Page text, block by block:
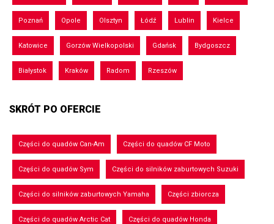
Poznań Opole Olsztyn Łódź Lublin Kielce
Katowice Gorzów Wielkopolski Gdańsk Bydgoszcz
Białystok Kraków Radom Rzeszów
SKRÓT PO OFERCIE
Części do quadów Can-Am Części do quadów CF Moto
Części do quadów Sym Części do silników zaburtowych Suzuki
Części do silników zaburtowych Yamaha Części zbiorcza
Części do quadów Arctic Cat Części do quadów Honda